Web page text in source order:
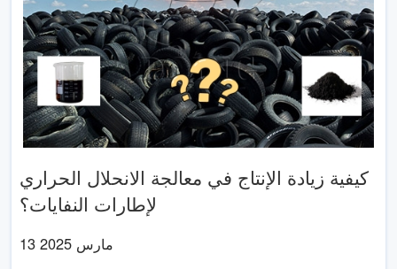
كيفية زيادة الإنتاج في معالجة الانحلال الحراري
لإطارات النفايات؟